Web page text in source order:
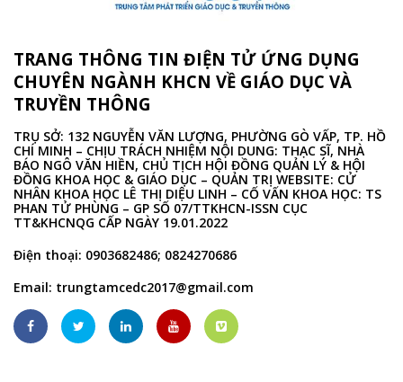
TRANG THÔNG TIN ĐIỆN TỬ ỨNG DỤNG
CHUYÊN NGÀNH KHCN VỀ GIÁO DỤC VÀ
TRUYỀN THÔNG
TRỤ SỞ: 132 NGUYỄN VĂN LƯỢNG, PHƯỜNG GÒ VẤP, TP. HỒ
CHÍ MINH – CHỊU TRÁCH NHIỆM NỘI DUNG: THẠC SĨ, NHÀ
BÁO NGÔ VĂN HIỀN, CHỦ TỊCH HỘI ĐỒNG QUẢN LÝ & HỘI
ĐỒNG KHOA HỌC & GIÁO DỤC – QUẢN TRỊ WEBSITE: CỬ
NHÂN KHOA HỌC LÊ THỊ DIỆU LINH – CỐ VẤN KHOA HỌC: TS
PHAN TỬ PHÙNG – GP SỐ 07/TTKHCN-ISSN CỤC
TT&KHCNQG CẤP NGÀY 19.01.2022
Điện thoại: 0903682486; 0824270686
Email: trungtamcedc2017@gmail.com